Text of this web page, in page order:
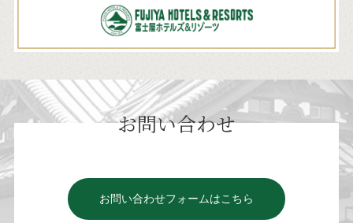
お問い合わせ
お問い合わせフォームはこちら